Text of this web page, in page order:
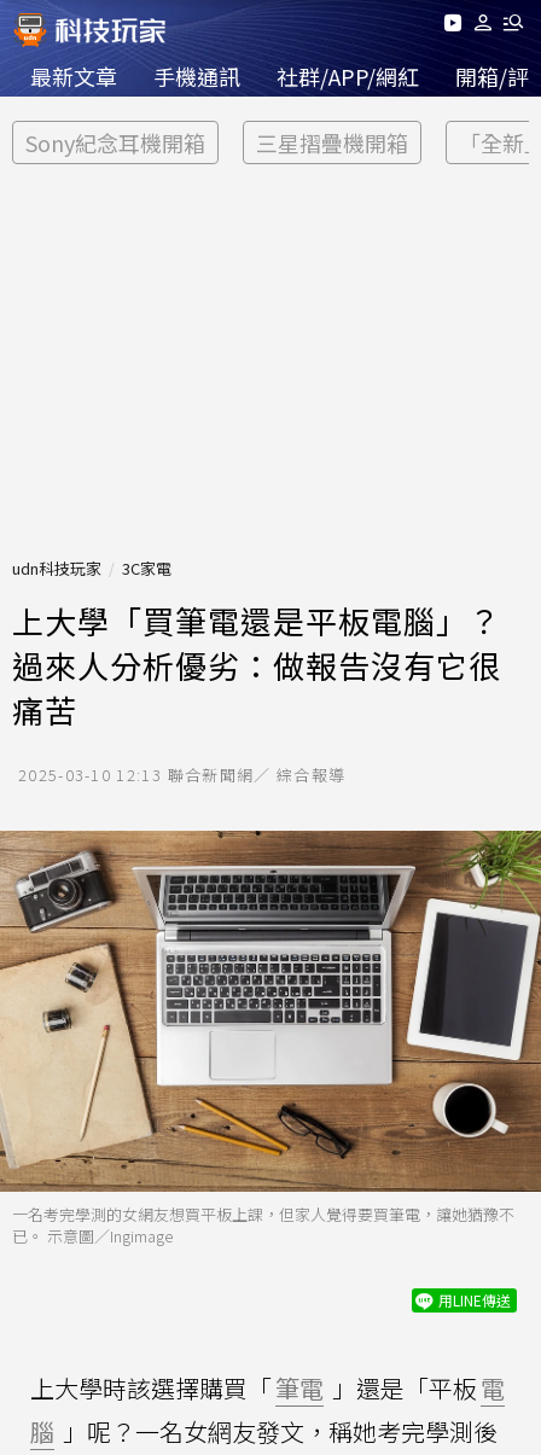
最新文章 手機通訊 社群/APP/網紅 開箱/評
Sony紀念耳機開箱 三星摺疊機開箱 「全新
udn科技玩家 3C家電
上大學「買筆電還是平板電腦」？
過來人分析優劣：做報告沒有它很
痛苦
2025-03-10 12:13 聯合新聞網／ 綜合報導
一名考完學測的女網友想買平板上課，但家人覺得要買筆電，讓她猶豫不
已。 示意圖／Ingimage
用LINE傳送
上大學時該選擇購買「筆電 」還是「平板電
腦 」呢？一名女網友發文，稱她考完學測後